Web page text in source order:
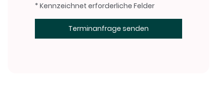
* Kennzeichnet erforderliche Felder
Terminanfrage senden